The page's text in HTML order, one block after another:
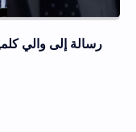
رسالة إلى والي